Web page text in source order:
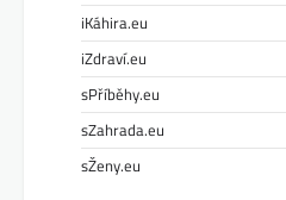
iKáhira.eu
iZdraví.eu
sPříběhy.eu
sZahrada.eu
sŽeny.eu